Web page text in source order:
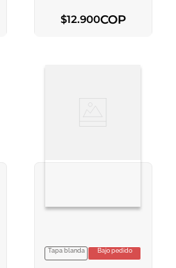
$12.900COP
VER INFORMACION
Tapa blanda Bajo pedido